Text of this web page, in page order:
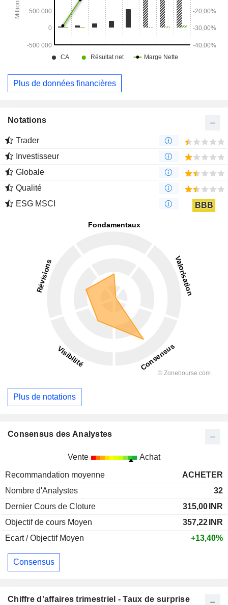
Plus de données financières
Notations
Trader
Investisseur
Globale
Qualité
ESG MSCI
BBB
Plus de notations
Consensus des Analystes
Vente Achat
Recommandation moyenne
ACHETER
Nombre d'Analystes
32
Dernier Cours de Cloture
315,00 INR
Objectif de cours Moyen
357,22 INR
Ecart / Objectif Moyen
+13,40%
Consensus
Chiffre d'affaires trimestriel - Taux de surprise